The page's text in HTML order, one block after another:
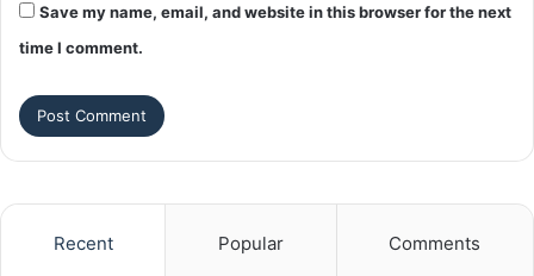
Save my name, email, and website in this browser for the next
time I comment.
Recent Popular Comments